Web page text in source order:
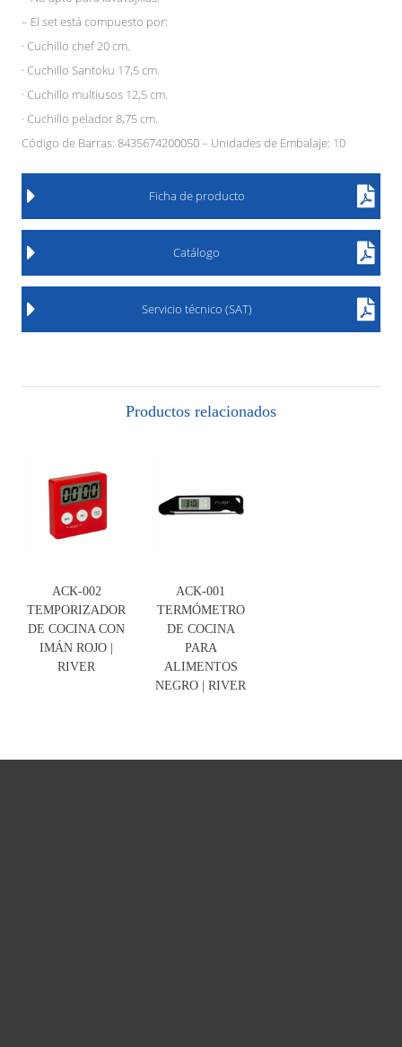
– El set está compuesto por:
· Cuchillo chef 20 cm.
· Cuchillo Santoku 17,5 cm.
· Cuchillo multiusos 12,5 cm.
· Cuchillo pelador 8,75 cm.
Código de Barras: 8435674200050 – Unidades de Embalaje: 10
Ficha de producto
Catálogo
Servicio técnico (SAT)
Productos relacionados
ACK-002
TEMPORIZADOR
DE COCINA CON
IMÁN ROJO |
RIVER
ACK-001
TERMÓMETRO
DE COCINA
PARA
ALIMENTOS
NEGRO | RIVER